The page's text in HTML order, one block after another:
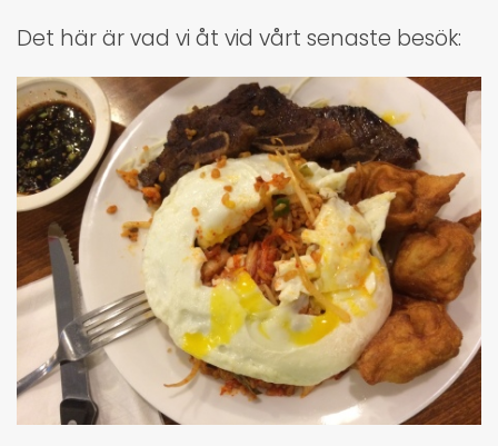
Det här är vad vi åt vid vårt senaste besök: